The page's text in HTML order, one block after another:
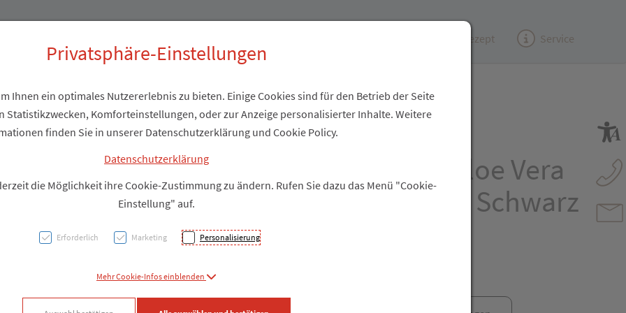
(e)Rezept Service
Stuetzstruempfe
Belsana/medical/aloe Vera
Ad Knie Gr L1 36-38 Schwarz
2st
Privatsphäre-Einstellungen
Ihnen ein optimales Nutzererlebnis zu bieten. Einige Cookies sind für den Betrieb der Seite
Statistikzwecken, Komforteinstellungen, oder zur Anzeige personalisierter Inhalte. Weitere
finden Sie in unserer Datenschutzerklärung und Cookie Policy.
Datenschutzerklärung
die Möglichkeit ihre Cookie-Zustimmung zu ändern. Rufen Sie dazu das Menü "Cookie-
Einstellung" auf.
Erforderlich Marketing Personalisierung
Mehr Cookie-Infos einblenden